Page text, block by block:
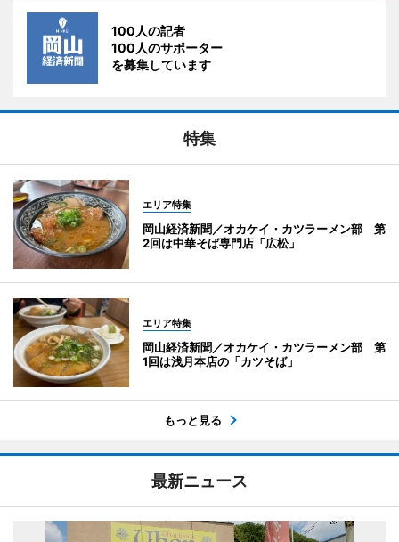
100人の記者
100人のサポーター
を募集しています
特集
エリア特集
岡山経済新聞／オカケイ・カツラーメン部 第
2回は中華そば専門店「広松」
エリア特集
岡山経済新聞／オカケイ・カツラーメン部 第
1回は浅月本店の「カツそば」
もっと見る
最新ニュース